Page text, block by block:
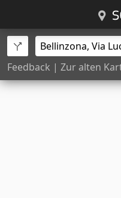
Feedback | Zur alten